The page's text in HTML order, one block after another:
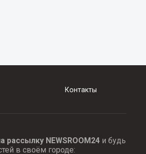
Контакты
рассылку NEWSROOM24и будь
в своём городе: